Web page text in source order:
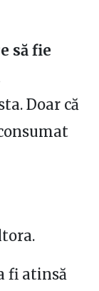
să fie
Doar că
fi atinsă